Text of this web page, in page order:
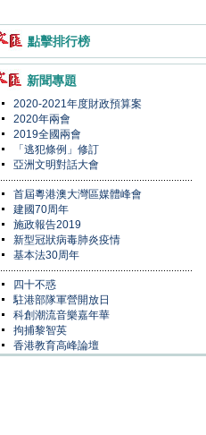
點擊排行榜
新聞專題
2020-2021年度財政預算案
2020年兩會
2019全國兩會
「逃犯條例」修訂
亞洲文明對話大會
首屆粵港澳大灣區媒體峰會
建國70周年
施政報告2019
新型冠狀病毒肺炎疫情
基本法30周年
四十不惑
駐港部隊軍營開放日
科創潮流音樂嘉年華
拘捕黎智英
香港教育高峰論壇